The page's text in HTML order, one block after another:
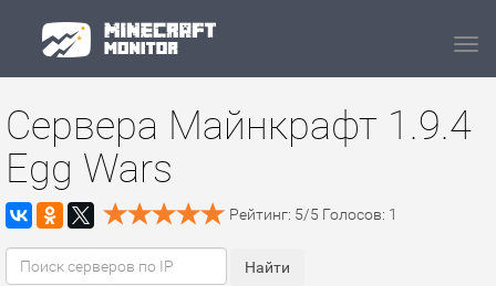
Сервера Майнкрафт 1.9.4
Egg Wars
Рейтинг: 5/5 Голосов: 1